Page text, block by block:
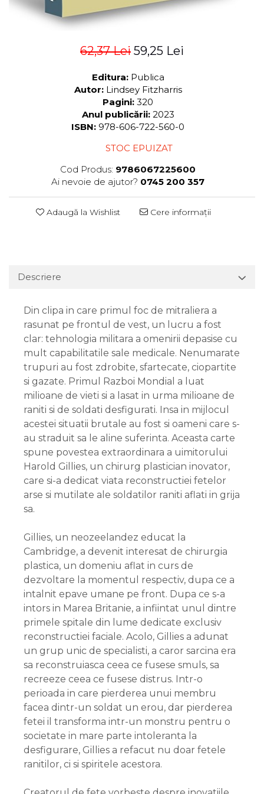
62,37 Lei 59,25 Lei
Editura: Publica
Autor: Lindsey Fitzharris
Pagini: 320
Anul publicării: 2023
ISBN: 978-606-722-560-0
STOC EPUIZAT
Cod Produs: 9786067225600
Ai nevoie de ajutor? 0745 200 357
Adaugă la Wishlist Cere informații
Descriere
Din clipa in care primul foc de mitraliera a
rasunat pe frontul de vest, un lucru a fost
clar: tehnologia militara a omenirii depasise cu
mult capabilitatile sale medicale. Nenumarate
trupuri au fost zdrobite, sfartecate, ciopartite
si gazate. Primul Razboi Mondial a luat
milioane de vieti si a lasat in urma milioane de
raniti si de soldati desfigurati. Insa in mijlocul
acestei situatii brutale au fost si oameni care s-
au straduit sa le aline suferinta. Aceasta carte
spune povestea extraordinara a uimitorului
Harold Gillies, un chirurg plastician inovator,
care si-a dedicat viata reconstructiei fetelor
arse si mutilate ale soldatilor raniti aflati in grija
sa.
Gillies, un neozeelandez educat la
Cambridge, a devenit interesat de chirurgia
plastica, un domeniu aflat in curs de
dezvoltare la momentul respectiv, dupa ce a
intalnit epave umane pe front. Dupa ce s-a
intors in Marea Britanie, a infiintat unul dintre
primele spitale din lume dedicate exclusiv
reconstructiei faciale. Acolo, Gillies a adunat
un grup unic de specialisti, a caror sarcina era
sa reconstruiasca ceea ce fusese smuls, sa
recreeze ceea ce fusese distrus. Intr-o
perioada in care pierderea unui membru
facea dintr-un soldat un erou, dar pierderea
fetei il transforma intr-un monstru pentru o
societate in mare parte intoleranta la
desfigurare, Gillies a refacut nu doar fetele
ranitilor, ci si spiritele acestora.